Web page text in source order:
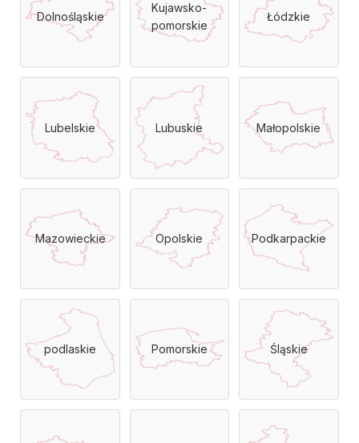
Dolnośląskie
Kujawsko-
pomorskie
Łódzkie
Lubelskie Lubuskie Małopolskie
Mazowieckie Opolskie Podkarpackie
podlaskie Pomorskie Śląskie